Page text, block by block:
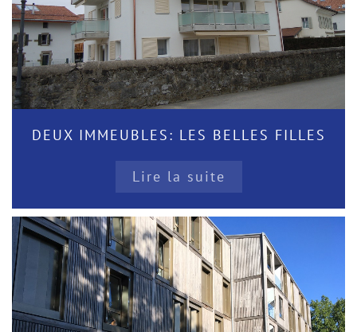
DEUX IMMEUBLES: LES BELLES FILLES
Lire la suite